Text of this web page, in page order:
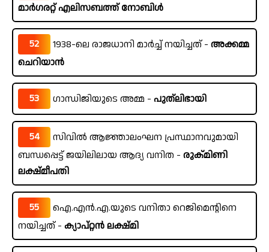
മാർഗരറ്റ് എലിസബത്ത് നോബിൾ
52 1938-ലെ രാജധാനി മാർച്ച് നയിച്ചത് - അക്കമ്മ
ചെറിയാൻ
53 ഗാന്ധിജിയുടെ അമ്മ - പുത്‌ലിഭായി
54
സിവിൽ ആജ്ഞാലംഘന പ്രസ്ഥാനവുമായി
ബന്ധപ്പെട്ട് ജയിലിലായ ആദ്യ വനിത - രുക്മിണി
ലക്ഷ്മീപതി
55
ഐ.എൻ.എ.യുടെ വനിതാ റെജിമെന്റിനെ
നയിച്ചത് - ക്യാപ്റ്റൻ ലക്ഷ്മി